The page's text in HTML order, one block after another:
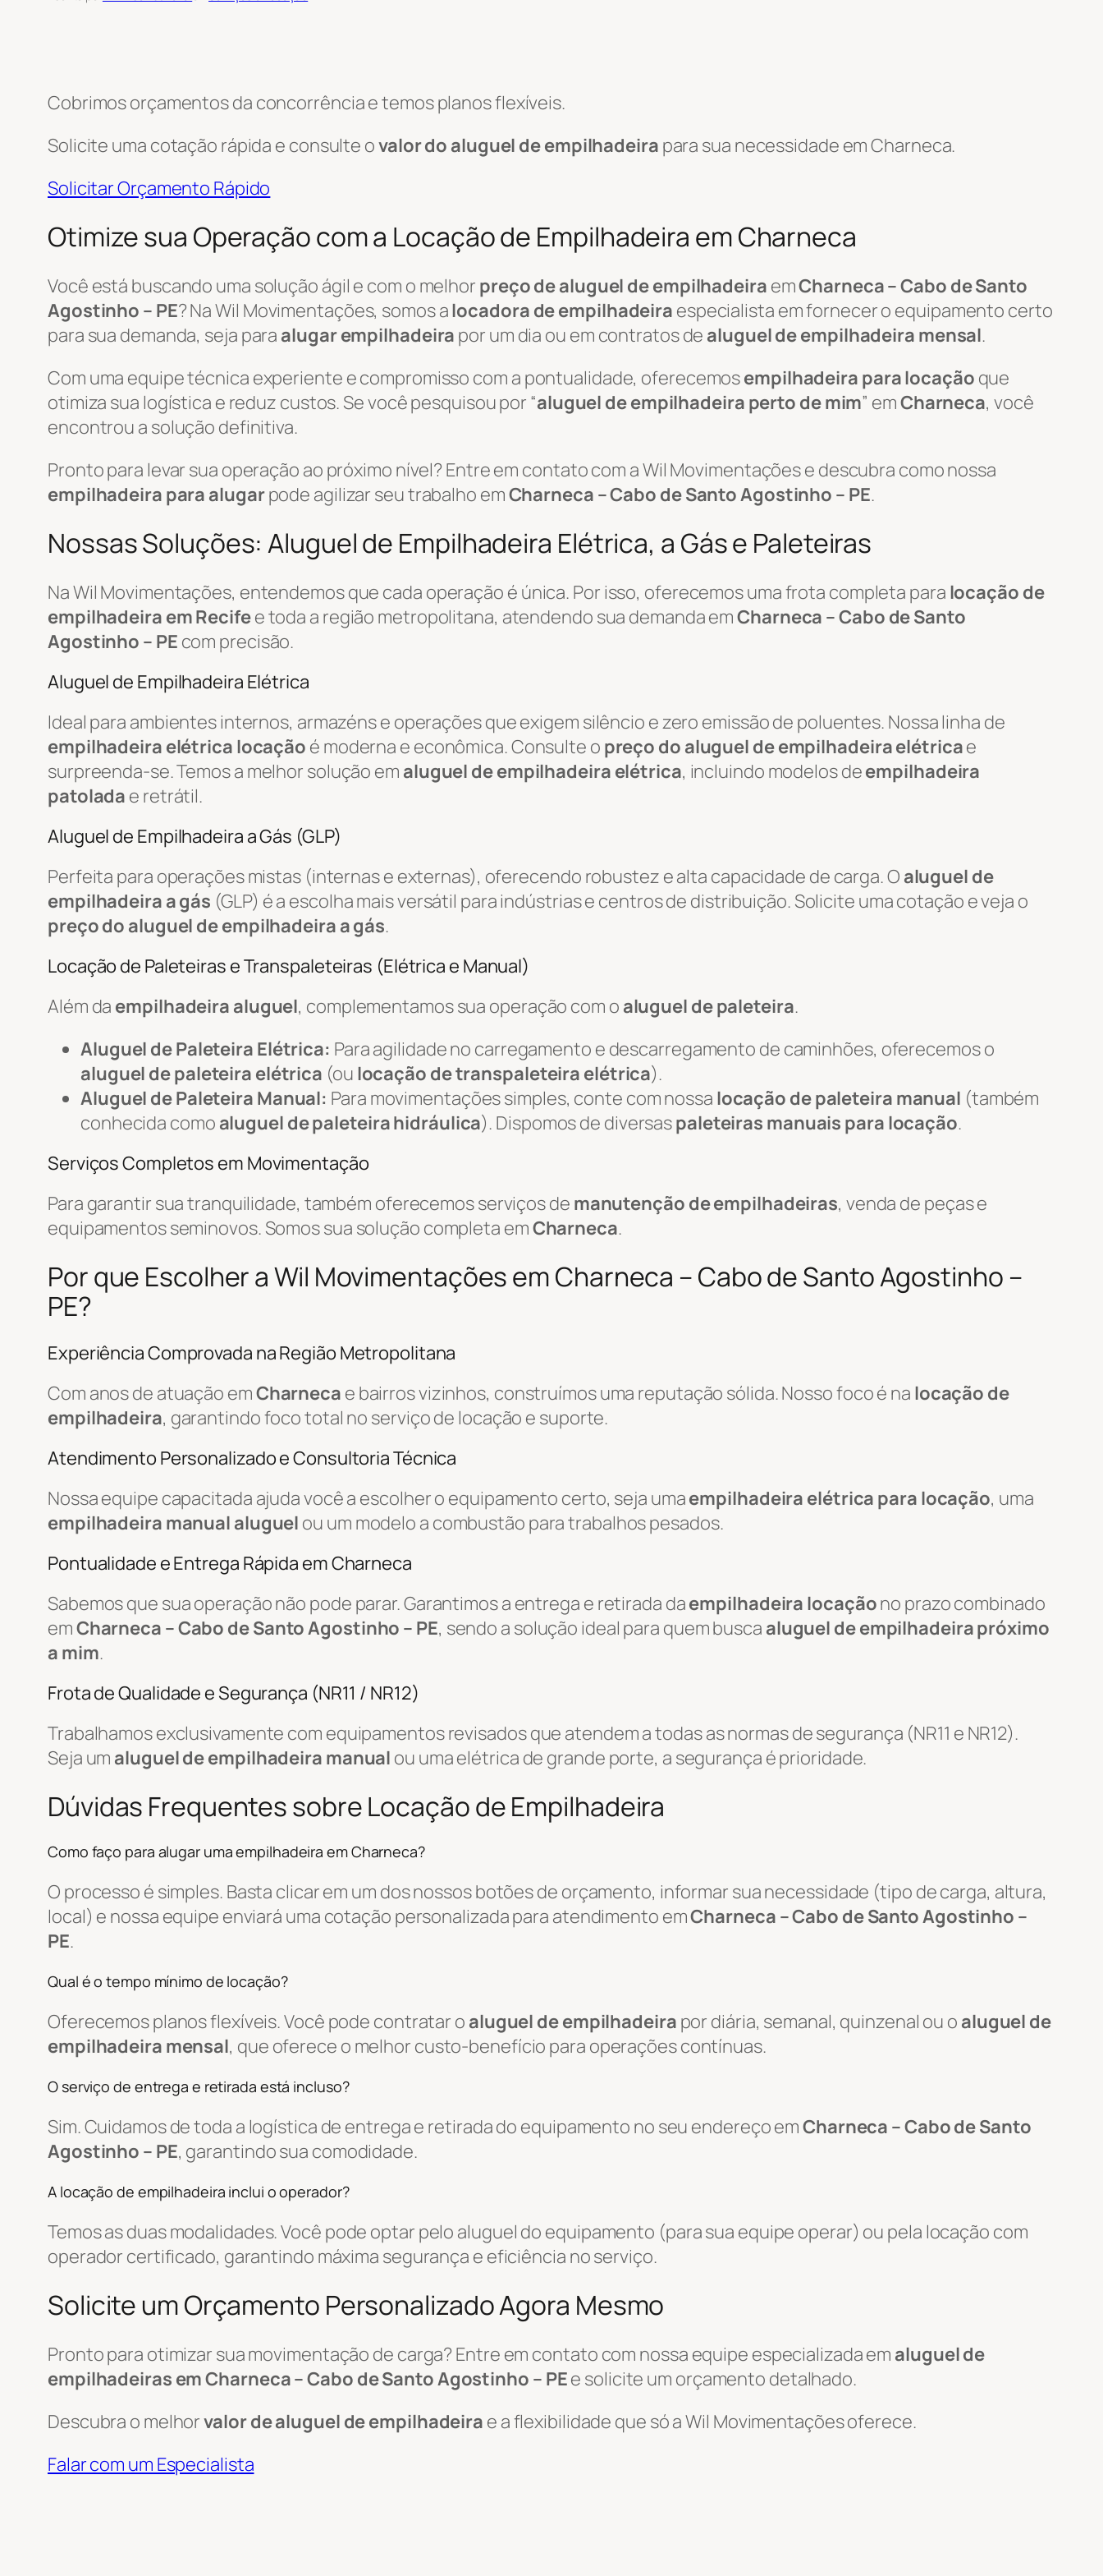
Cobrimos orçamentos da concorrência e temos planos flexíveis.
Solicite uma cotação rápida e consulte ovalor do aluguel de empilhadeira para sua necessidade em Charneca.
Solicitar Orçamento Rápido
Otimize sua Operação com a Locação de Empilhadeira em Charneca
Você está buscando uma solução ágil e com o melhor preço de aluguel de empilhadeira emCharneca – Cabo de Santo
Agostinho – PE? Na Wil Movimentações, somos alocadora de empilhadeira especialista em fornecer o equipamento certo
para sua demanda, seja para alugar empilhadeira por um dia ou em contratos de aluguel de empilhadeira mensal.
Com uma equipe técnica experiente e compromisso com a pontualidade, oferecemosempilhadeira para locação que
otimiza sua logística e reduz custos. Se você pesquisou por “aluguel de empilhadeira perto de mim” emCharneca, você
encontrou a solução definitiva.
Pronto para levar sua operação ao próximo nível? Entre em contato com a Wil Movimentações e descubra como nossa
empilhadeira para alugarpode agilizar seu trabalho emCharneca – Cabo de Santo Agostinho – PE.
Nossas Soluções: Aluguel de Empilhadeira Elétrica, a Gás e Paleteiras
Na Wil Movimentações, entendemos que cada operação é única. Por isso, oferecemos uma frota completa para locação de
empilhadeira em Recifee toda a região metropolitana, atendendo sua demanda emCharneca – Cabo de Santo
Agostinho – PE com precisão.
Aluguel de Empilhadeira Elétrica
Ideal para ambientes internos, armazéns e operações que exigem silêncio e zero emissão de poluentes. Nossa linha de
empilhadeira elétrica locação é moderna e econômica. Consulte o preço do aluguel de empilhadeira elétricae
surpreenda-se. Temos a melhor solução em aluguel de empilhadeira elétrica, incluindo modelos deempilhadeira
patolada e retrátil.
Aluguel de Empilhadeira a Gás (GLP)
Perfeita para operações mistas (internas e externas), oferecendo robustez e alta capacidade de carga. O aluguel de
empilhadeira a gás (GLP) é a escolha mais versátil para indústrias e centros de distribuição. Solicite uma cotação e veja o
preço do aluguel de empilhadeira a gás.
Locação de Paleteiras e Transpaleteiras (Elétrica e Manual)
Além da empilhadeira aluguel, complementamos sua operação com o aluguel de paleteira.
Aluguel de Paleteira Elétrica: Para agilidade no carregamento e descarregamento de caminhões, oferecemos o
aluguel de paleteira elétrica (ou locação de transpaleteira elétrica).
Aluguel de Paleteira Manual: Para movimentações simples, conte com nossa locação de paleteira manual (também
conhecida como aluguel de paleteira hidráulica). Dispomos de diversaspaleteiras manuais para locação.
Serviços Completos em Movimentação
Para garantir sua tranquilidade, também oferecemos serviços de manutenção de empilhadeiras, venda de peças e
equipamentos seminovos. Somos sua solução completa emCharneca.
Por que Escolher a Wil Movimentações em Charneca – Cabo de Santo Agostinho –
PE?
Experiência Comprovada na Região Metropolitana
Com anos de atuação emCharneca e bairros vizinhos, construímos uma reputação sólida. Nosso foco é na locação de
empilhadeira, garantindo foco total no serviço de locação e suporte.
Atendimento Personalizado e Consultoria Técnica
Nossa equipe capacitada ajuda você a escolher o equipamento certo, seja umaempilhadeira elétrica para locação, uma
empilhadeira manual aluguel ou um modelo a combustão para trabalhos pesados.
Pontualidade e Entrega Rápida em Charneca
Sabemos que sua operação não pode parar. Garantimos a entrega e retirada daempilhadeira locaçãono prazo combinado
emCharneca – Cabo de Santo Agostinho – PE, sendo a solução ideal para quem busca aluguel de empilhadeira próximo
a mim.
Frota de Qualidade e Segurança (NR11 / NR12)
Trabalhamos exclusivamente com equipamentos revisados que atendem a todas as normas de segurança (NR11 e NR12).
Seja um aluguel de empilhadeira manual ou uma elétrica de grande porte, a segurança é prioridade.
Dúvidas Frequentes sobre Locação de Empilhadeira
Como faço para alugar uma empilhadeira em Charneca?
O processo é simples. Basta clicar em um dos nossos botões de orçamento, informar sua necessidade (tipo de carga, altura,
local) e nossa equipe enviará uma cotação personalizada para atendimento emCharneca – Cabo de Santo Agostinho –
PE.
Qual é o tempo mínimo de locação?
Oferecemos planos flexíveis. Você pode contratar o aluguel de empilhadeira por diária, semanal, quinzenal ou o aluguel de
empilhadeira mensal, que oferece o melhor custo-benefício para operações contínuas.
O serviço de entrega e retirada está incluso?
Sim. Cuidamos de toda a logística de entrega e retirada do equipamento no seu endereço emCharneca – Cabo de Santo
Agostinho – PE, garantindo sua comodidade.
A locação de empilhadeira inclui o operador?
Temos as duas modalidades. Você pode optar pelo aluguel do equipamento (para sua equipe operar) ou pela locação com
operador certificado, garantindo máxima segurança e eficiência no serviço.
Solicite um Orçamento Personalizado Agora Mesmo
Pronto para otimizar sua movimentação de carga? Entre em contato com nossa equipe especializada em aluguel de
empilhadeiras em Charneca – Cabo de Santo Agostinho – PEe solicite um orçamento detalhado.
Descubra o melhorvalor de aluguel de empilhadeira e a flexibilidade que só a Wil Movimentações oferece.
Falar com um Especialista